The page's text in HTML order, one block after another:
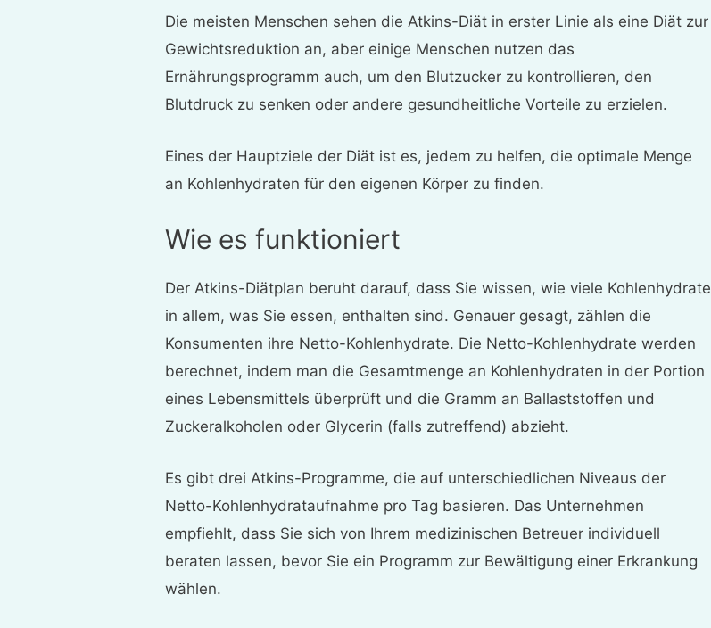
Die meisten Menschen sehen die Atkins-Diät in erster Linie als eine Diät zur
Gewichtsreduktion an, aber einige Menschen nutzen das
Ernährungsprogramm auch, um den Blutzucker zu kontrollieren, den
Blutdruck zu senken oder andere gesundheitliche Vorteile zu erzielen.
Eines der Hauptziele der Diät ist es, jedem zu helfen, die optimale Menge
an Kohlenhydraten für den eigenen Körper zu finden.
Wie es funktioniert
Der Atkins-Diätplan beruht darauf, dass Sie wissen, wie viele Kohlenhydrate
in allem, was Sie essen, enthalten sind. Genauer gesagt, zählen die
Konsumenten ihre Netto-Kohlenhydrate. Die Netto-Kohlenhydrate werden
berechnet, indem man die Gesamtmenge an Kohlenhydraten in der Portion
eines Lebensmittels überprüft und die Gramm an Ballaststoffen und
Zuckeralkoholen oder Glycerin (falls zutreffend) abzieht.
Es gibt drei Atkins-Programme, die auf unterschiedlichen Niveaus der
Netto-Kohlenhydrataufnahme pro Tag basieren. Das Unternehmen
empfiehlt, dass Sie sich von Ihrem medizinischen Betreuer individuell
beraten lassen, bevor Sie ein Programm zur Bewältigung einer Erkrankung
wählen.